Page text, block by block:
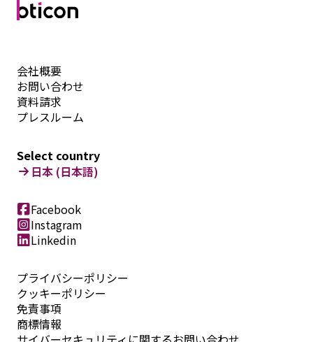
会社概要
お問い合わせ
資料請求
プレスルーム
プライバシーポリシー
クッキーポリシー
免責事項
商標情報
Select country
日本 (日本語)
Facebook
Instagram
Linkedin